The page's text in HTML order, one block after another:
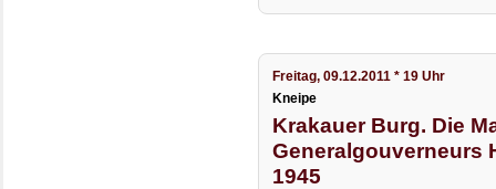
Freitag, 09.12.2011 * 19 Uhr
Kneipe
Krakauer Burg. Die
Generalgouverneurs
1945